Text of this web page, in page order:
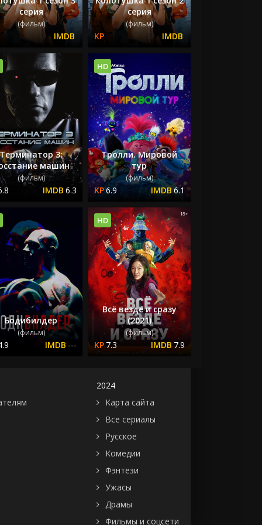
серия
(фильм)
серия
(фильм)
Терминатор 3:
машин
(фильм)
6.3
Тролли. Мировой
тур
(фильм)
6.9 6.1
HD
Бодибилдер
(фильм)
---
Всё везде и сразу
(2021)
(фильм)
7.3 7.9
HD
2024
Карта сайта
Все сериалы
Русское
Комедии
Фэнтези
Ужасы
Драмы
Фильмы и соцсети